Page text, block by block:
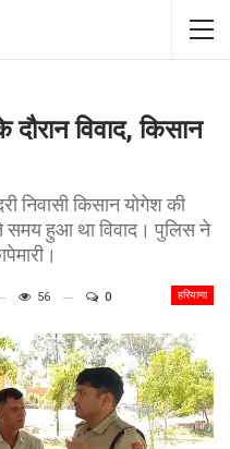
विवाद, किसान
निवासी किसान योगेश की
समय हुआ था विवाद। पुलिस ने
हरियाणा
56 0